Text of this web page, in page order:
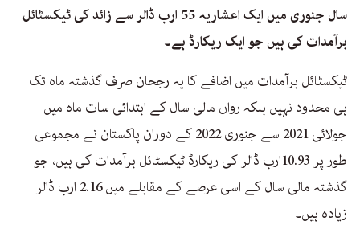
سال جنوری میں ایک اعشاریہ 55 ارب ڈالر سے زائد کی ٹیکسٹائل
برآمدات کی ہیں جو ایک ریکارڈ ہے۔
ٹیکسٹائل برآمدات میں اضافے کا یہ رجحان صرف گذشتہ ماہ تک
ہی محدود نہیں بلکہ رواں مالی سال کے ابتدائی سات ماہ میں
جولائی 2021 سے جنوری 2022 کے دوران پاکستان نے مجموعی
طور پر 10.93ارب ڈالر کی ریکارڈ ٹیکسٹائل برآمدات کی ہیں، جو
گذشتہ مالی سال کے اسی عرصے کے مقابلے میں 2.16 ارب ڈالر
زیادہ ہیں۔